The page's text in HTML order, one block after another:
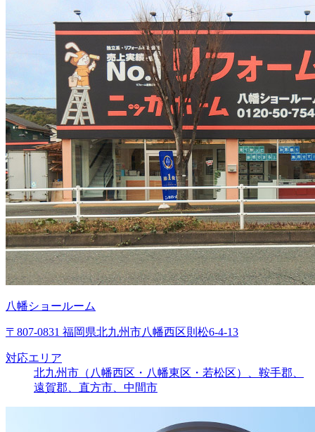
八幡ショールーム
〒807-0831 福岡県北九州市八幡西区則松6-4-13
対応エリア
北九州市（八幡西区・八幡東区・若松区）、鞍手郡、
遠賀郡、直方市、中間市